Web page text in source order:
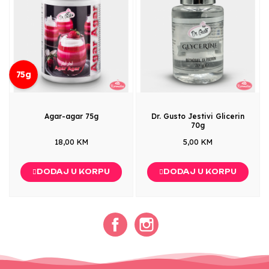
75g
Agar-agar 75g
18,00 KM
DODAJ U KORPU
Dr. Gusto Jestivi Glicerin
70g
5,00 KM
DODAJ U KORPU
Facebook